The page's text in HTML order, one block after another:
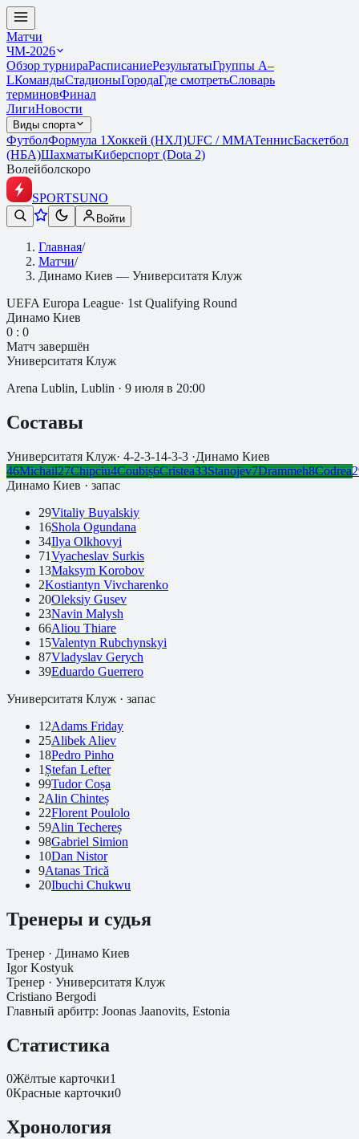
Матчи
ЧМ-2026
Обзор турнираРасписаниеРезультатыГруппы A–
LКомандыСтадионыГородаГде смотретьСловарь
терминовФинал
ЛигиНовости
Виды спорта
ФутболФормула 1 Хоккей (НХЛ)UFC / ММАТеннисБаскетбол
(НБА)ШахматыКиберспорт (Dota 2)
Волейболскоро
SPORTSUNO
Войти
Главная/
Матчи/
Динамо Киев — Университатя Клуж
UEFA Europa League· 1st Qualifying Round
Динамо Киев
0 : 0
Матч завершён
Университатя Клуж
Arena Lublin, Lublin · 9 июля в 20:00
Составы
Университатя Клуж· 4-2-3-14-3-3 ·Динамо Киев
46Michail27Chipciu4Coubiș6Cristea33Stanojev7Drammeh8Codrea
Динамо Киев · запас
29Vitaliy Buyalskiy
16Shola Ogundana
34Ilya Olkhovyi
71Vyacheslav Surkis
13Maksym Korobov
2Kostiantyn Vivcharenko
20Oleksiy Gusev
23Navin Malysh
66Aliou Thiare
15Valentyn Rubchynskyi
87Vladyslav Gerych
39Eduardo Guerrero
Университатя Клуж · запас
12Adams Friday
25Alibek Aliev
18Pedro Pinho
1 Ștefan Lefter
99Tudor Coșa
2Alin Chinteș
22Florent Poulolo
59Alin Techereș
98Gabriel Simion
10Dan Nistor
9Atanas Trică
20Ibuchi Chukwu
Тренеры и судья
Тренер · Динамо Киев
Igor Kostyuk
Тренер · Университатя Клуж
Cristiano Bergodi
Главный арбитр: Joonas Jaanovits, Estonia
Статистика
0Жёлтые карточки1
0Красные карточки0
Хронология